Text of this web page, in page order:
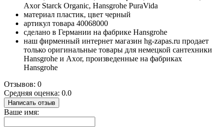
Axor Starck Organic, Hansgrohe PuraVida
материал пластик, цвет черный
артикул товара 40068000
сделано в Германии на фабрике Hansgrohe
наш фирменный интернет магазин hg-zapas.ru продает
только оригинальные товары для немецкой сантехники
Hansgrohe и Axor, произведенные на фабриках
Hansgrohe
Отзывов: 0
Средняя оценка: 0.0
Написать отзыв
Ваше имя: